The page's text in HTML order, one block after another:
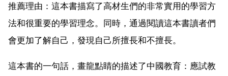
推薦理由：這本書描寫了高材生們的非常實用的學習方
法和很重要的學習理念。同時，通過閱讀這本書讀者們
會更加了解自己，發現自己所擅長和不擅長。
這本書的一句話，畫龍點睛的描述了中國教育：應試教